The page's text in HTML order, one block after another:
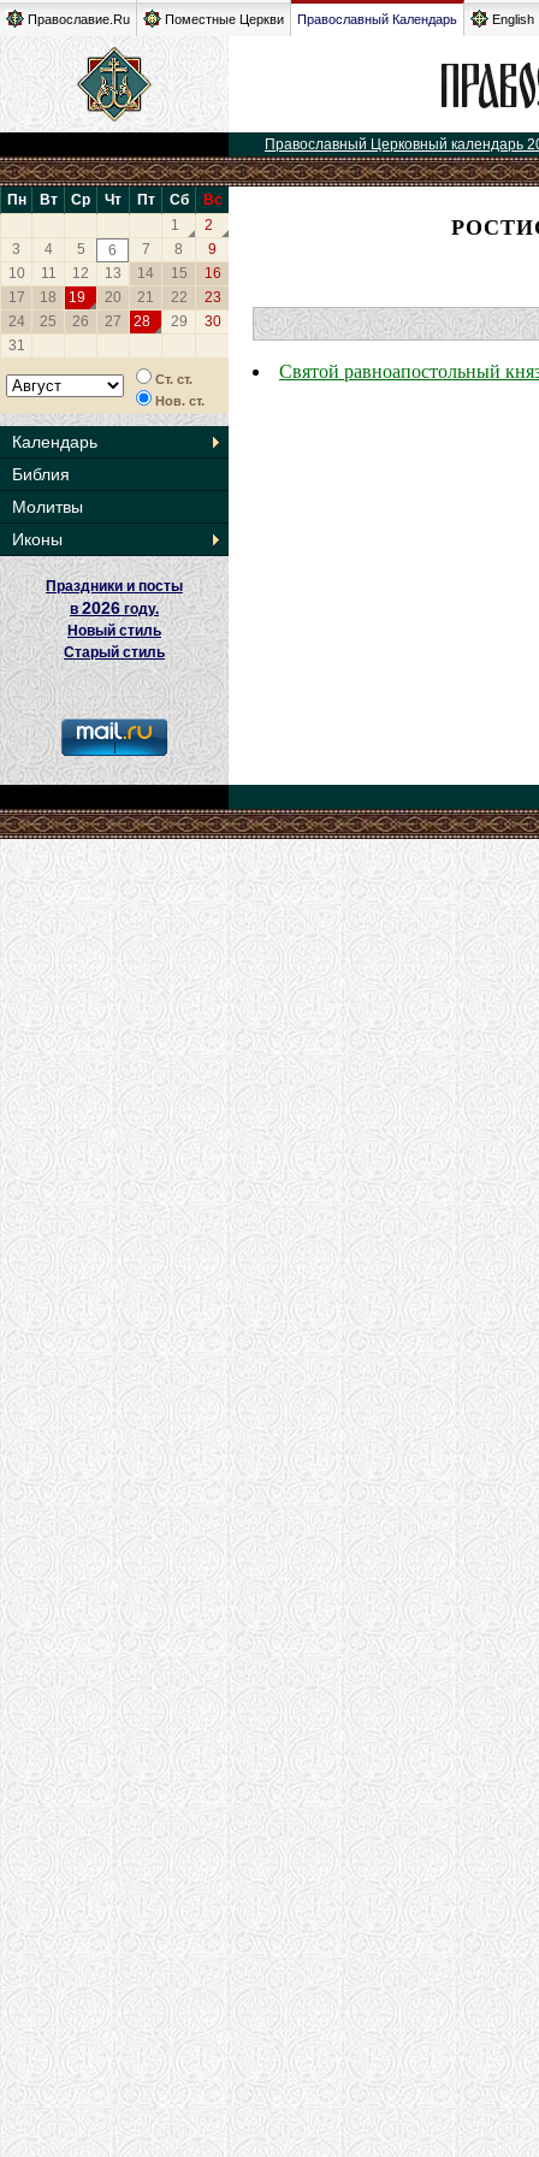
Православие.Ru Поместные Церкви Православный Календарь English
Православный Церковный календарь
Пн Вт Ср Чт Пт Сб
Вс
1
2
3
4 5 6 7 8
9
10
11 12 13 14 15
16
17
18 19 20 21 22
23
24
25 26 27 28 29
30
31
Ст. ст.
Нов. ст.
Календарь
Библия
Молитвы
Иконы
Праздники и посты
в2026 году.
Новый стиль
Старый стиль
Святой равноапостольный